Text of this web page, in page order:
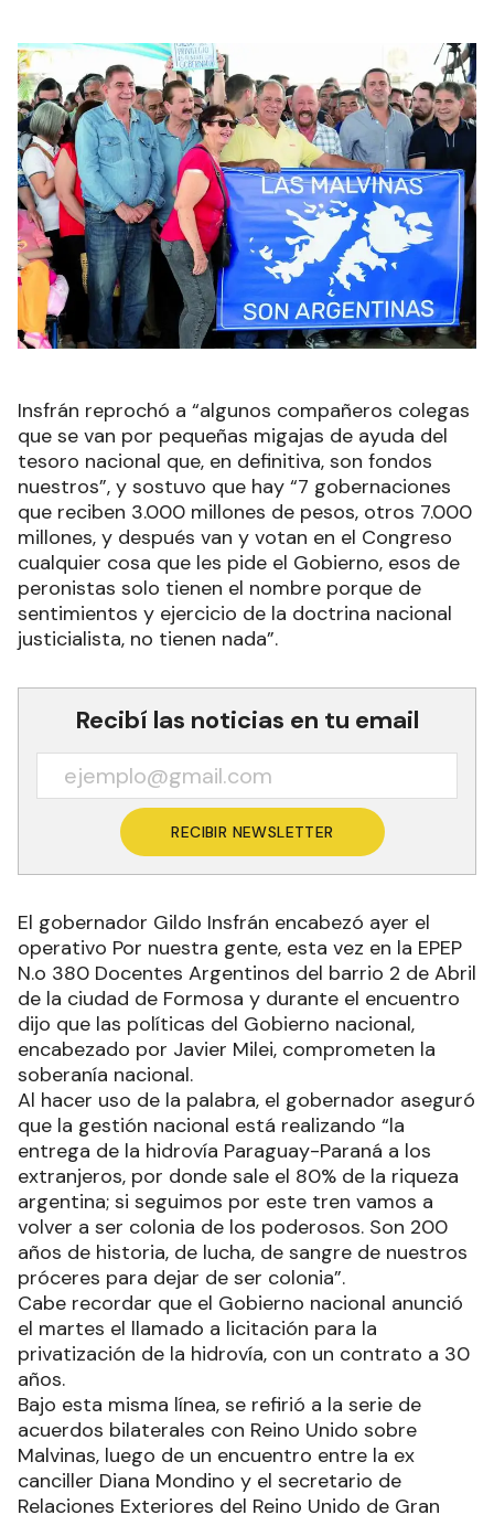
Insfrán reprochó a “algunos compañeros colegas
que se van por pequeñas migajas de ayuda del
tesoro nacional que, en definitiva, son fondos
nuestros”, y sostuvo que hay “7 gobernaciones
que reciben 3.000 millones de pesos, otros 7.000
millones, y después van y votan en el Congreso
cualquier cosa que les pide el Gobierno, esos de
peronistas solo tienen el nombre porque de
sentimientos y ejercicio de la doctrina nacional
justicialista, no tienen nada”.
Recibí las noticias en tu email
RECIBIR NEWSLETTER
El gobernador Gildo Insfrán encabezó ayer el
operativo Por nuestra gente, esta vez en la EPEP
N.o 380 Docentes Argentinos del barrio 2 de Abril
de la ciudad de Formosa y durante el encuentro
dijo que las políticas del Gobierno nacional,
encabezado por Javier Milei, comprometen la
soberanía nacional.
Al hacer uso de la palabra, el gobernador aseguró
que la gestión nacional está realizando “la
entrega de la hidrovía Paraguay-Paraná a los
extranjeros, por donde sale el 80% de la riqueza
argentina; si seguimos por este tren vamos a
volver a ser colonia de los poderosos. Son 200
años de historia, de lucha, de sangre de nuestros
próceres para dejar de ser colonia”.
Cabe recordar que el Gobierno nacional anunció
el martes el llamado a licitación para la
privatización de la hidrovía, con un contrato a 30
años.
Bajo esta misma línea, se refirió a la serie de
acuerdos bilaterales con Reino Unido sobre
Malvinas, luego de un encuentro entre la ex
canciller Diana Mondino y el secretario de
Relaciones Exteriores del Reino Unido de Gran